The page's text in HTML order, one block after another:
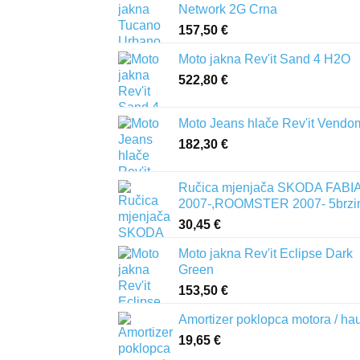
Network 2G Crna
157,50 €
Moto jakna Rev'it Sand 4 H2O
522,80 €
Moto Jeans hlače Rev'it
182,30 €
Ručica mjenjača SKODA FABIA
2007-,ROOMSTER 2007-
30,45 €
Moto jakna Rev'it Eclipse Dark
Green
153,50 €
Amortizer poklopca motora /
19,65 €